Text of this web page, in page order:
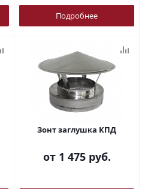
Подробнее
Зонт заглушка КПД
от 1 475 руб.